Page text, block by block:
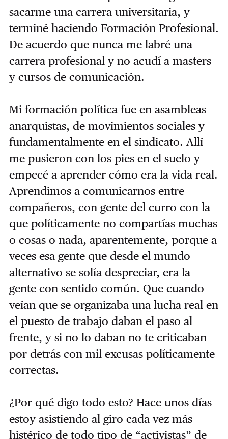
sacarme una carrera universitaria, y
terminé haciendo Formación Profesional.
De acuerdo que nunca me labré una
carrera profesional y no acudí a masters
y cursos de comunicación.
Mi formación política fue en asambleas
anarquistas, de movimientos sociales y
fundamentalmente en el sindicato. Allí
me pusieron con los pies en el suelo y
empecé a aprender cómo era la vida real.
Aprendimos a comunicarnos entre
compañeros, con gente del curro con la
que políticamente no compartías muchas
o cosas o nada, aparentemente, porque a
veces esa gente que desde el mundo
alternativo se solía despreciar, era la
gente con sentido común. Que cuando
veían que se organizaba una lucha real en
el puesto de trabajo daban el paso al
frente, y si no lo daban no te criticaban
por detrás con mil excusas políticamente
correctas.
¿Por qué digo todo esto? Hace unos días
estoy asistiendo al giro cada vez más
histérico de todo tipo de “activistas” de